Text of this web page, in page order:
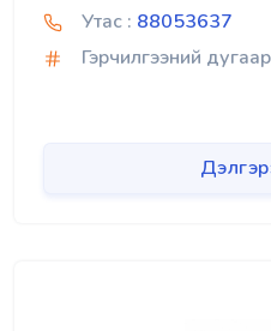
Утас : 88053637
Гэрчилгээний